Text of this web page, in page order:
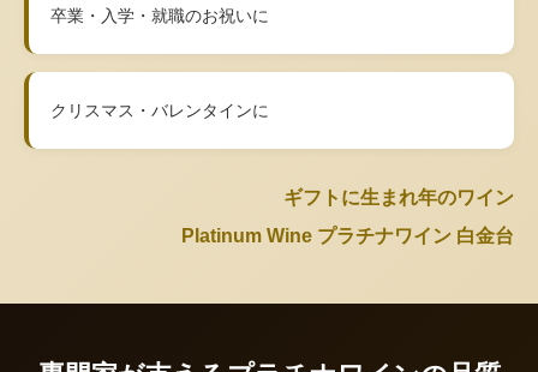
卒業・入学・就職のお祝いに
クリスマス・バレンタインに
ギフトに生まれ年のワイン
Platinum Wine プラチナワイン 白金台